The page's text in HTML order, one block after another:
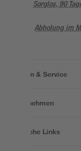
Sorglos, 90
Abholung im
Wissen & Service
Unternehmen
Nützliche Links